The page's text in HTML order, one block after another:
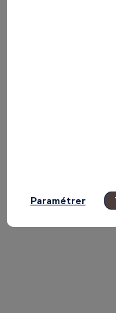
Paramétrer